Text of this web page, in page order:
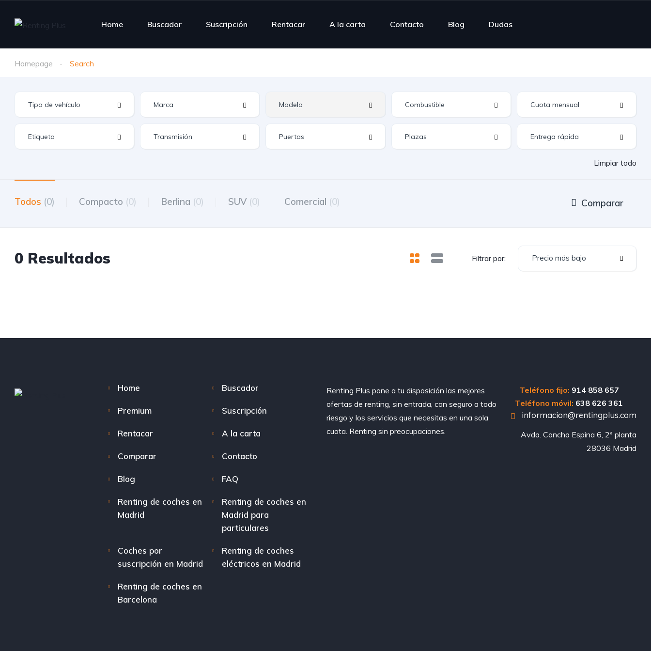
Home Buscador Suscripción Rentacar A la carta Contacto Blog Dudas
Homepage Search
Limpiar todo
Todos (0) Compacto (0) Berlina (0) SUV (0) Comercial (0) Comparar
0 Resultados Filtrar por: Precio más bajo
Home Buscador
Premium Suscripción
Rentacar A la carta
Comparar Contacto
Blog FAQ
Renting de coches en
Madrid
Renting de coches en
Madrid para
particulares
Coches por
suscripción en Madrid
Renting de coches
eléctricos en Madrid
Renting de coches en
Barcelona
Renting Plus pone a tu disposición las mejores
ofertas de renting, sin entrada, con seguro a todo
riesgo y los servicios que necesitas en una sola
cuota. Renting sin preocupaciones.
Teléfono fijo: 914 858 657
Teléfono móvil: 638 626 361
informacion@rentingplus.com
Avda. Concha Espina 6, 2ª planta
28036 Madrid